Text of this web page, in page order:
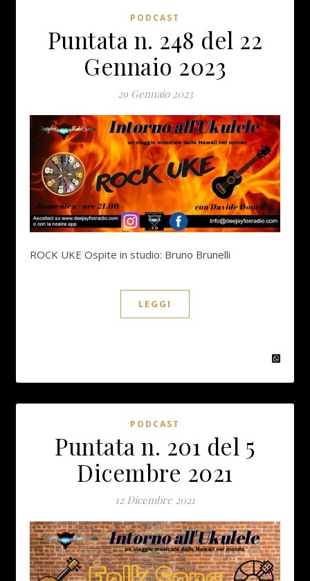
PODCAST
Puntata n. 248 del 22
Gennaio 2023
29 Gennaio 2023
ROCK UKE Ospite in studio: Bruno Brunelli
LEGGI
PODCAST
Puntata n. 201 del 5
Dicembre 2021
12 Dicembre 2021